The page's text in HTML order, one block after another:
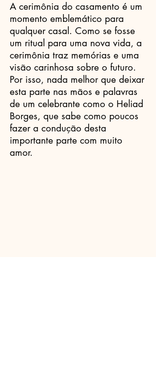
A cerimônia do casamento é um
momento emblemático para
qualquer casal. Como se fosse
um ritual para uma nova vida, a
cerimônia traz memórias e uma
visão carinhosa sobre o futuro.
Por isso, nada melhor que deixar
esta parte nas mãos e palavras
de um celebrante como o Heliad
Borges, que sabe como poucos
fazer a condução desta
importante parte com muito
amor.